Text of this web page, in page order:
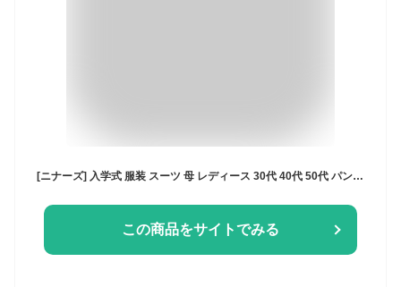
[ニナーズ] 入学式 服装 スーツ 母 レディース 30代 40代 50代 パンツスーツ セレモニースーツ ママスーツ 母親 入園式 卒園式 卒業式 大きいサイズ CS-2301 (11号)
この商品をサイトでみる